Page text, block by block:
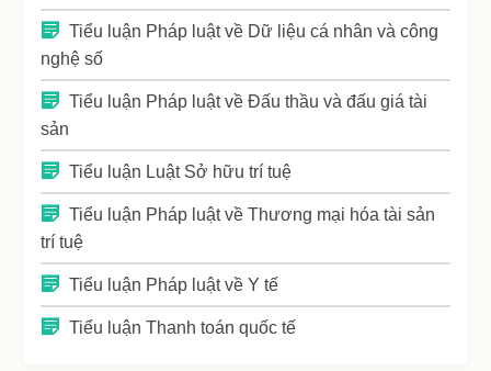
Tiểu luận Pháp luật về Dữ liệu cá nhân và công
nghệ số
Tiểu luận Pháp luật về Đấu thầu và đấu giá tài
sản
Tiểu luận Luật Sở hữu trí tuệ
Tiểu luận Pháp luật về Thương mại hóa tài sản
trí tuệ
Tiểu luận Pháp luật về Y tế
Tiểu luận Thanh toán quốc tế